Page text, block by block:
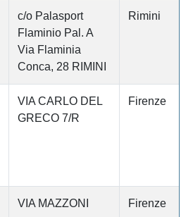
c/o Palasport
Flaminio Pal. A
Via Flaminia
Conca, 28 RIMINI
Rimini
VIA CARLO DEL
GRECO 7/R
Firenze
VIA MAZZONI Firenze